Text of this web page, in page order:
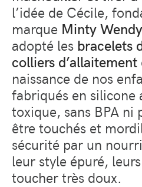
l’idée de Cécile,
marque Minty Wendy
adopté les bracelets
colliers d’allaitement
naissance de nos
fabriqués en silicone
toxique, sans BPA ni
être touchés et
sécurité par un
leur style épuré,
toucher très doux.